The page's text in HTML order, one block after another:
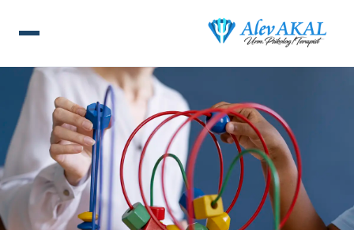
ANA SAYFA